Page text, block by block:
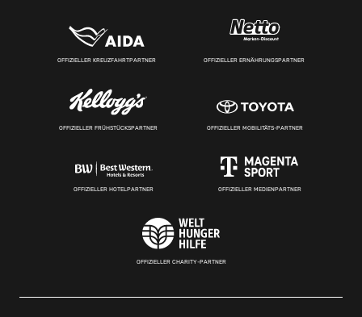
OFFIZIELLER KREUZFAHRTPARTNER OFFIZIELLER ERNÄHRUNGSPARTNER
OFFIZIELLER FRÜHSTÜCKSPARTNER OFFIZIELLER MOBILITÄTS-PARTNER
OFFIZIELLER HOTELPARTNER OFFIZIELLER MEDIENPARTNER
OFFIZIELLER CHARITY-PARTNER